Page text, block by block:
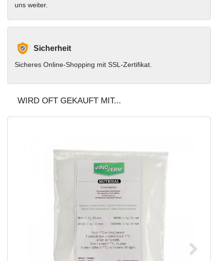
uns weiter.
Sicherheit
Sicheres Online-Shopping mit SSL-Zertifikat.
WIRD OFT GEKAUFT MIT...